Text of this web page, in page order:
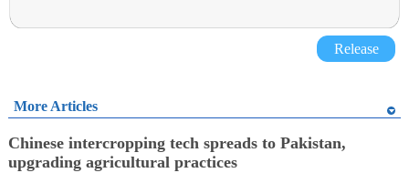
Release
More Articles
Chinese intercropping tech spreads to Pakistan,
upgrading agricultural practices